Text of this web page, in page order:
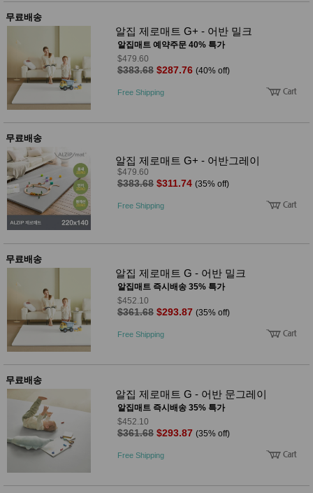
무료배송
알집 제로매트 G+ - 어반 밀크
알집매트 예약주문 40% 특가
$479.60
$383.68 $287.76 (40% off)
Free Shipping
무료배송
알집 제로매트 G+ - 어반그레이
$479.60
$383.68 $311.74 (35% off)
Free Shipping
무료배송
알집 제로매트 G - 어반 밀크
알집매트 즉시배송 35% 특가
$452.10
$361.68 $293.87 (35% off)
Free Shipping
무료배송
알집 제로매트 G - 어반 문그레이
알집매트 즉시배송 35% 특가
$452.10
$361.68 $293.87 (35% off)
Free Shipping